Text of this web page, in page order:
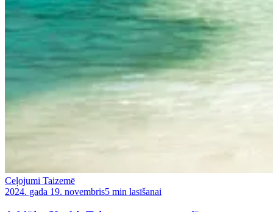
Ceļojumi Taizemē
2024. gada 19. novembris5 min lasīšanai